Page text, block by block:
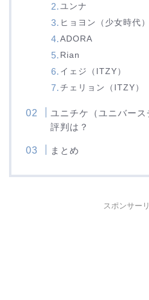
ユンナ
ヒョヨン（少女時代）
ADORA
Rian
イェジ（ITZY）
チェリョン（ITZY）
ユニチケ（ユニバー
評判は？
まとめ
スポンサー